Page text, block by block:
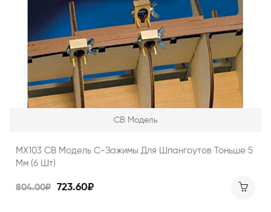
СВ Модель
MX103 СВ Модель С-Зажимы Для Шпангоутов Тоньше 5
Мм (6 Шт)
804.00₽ 723.60₽